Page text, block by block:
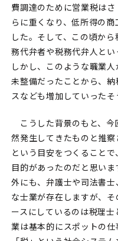
費調達のために営業税はさ
らに重くなり、低所得の
した。そして、この頃か
務代弁者や税務代弁人とい
しかし、このような職業
未整備だったことから、
スなども増加していったそ
こうした背景のもと、今
然発生してきたものと推
という目安をつくること
目的があったのだと思い
外にも、弁護士や司法書
な士業が存在しますが、
ースにしているのは税理
業は基本的にスポットの